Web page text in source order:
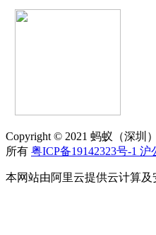
Copyright © 2021 蚂蚁（深圳
所有 粤ICP备19142323号-1 沪
本网站由阿里云提供云计算及